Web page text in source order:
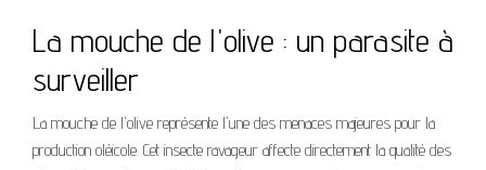
La mouche de l'olive : un parasite à
surveiller
La mouche de l'olive représente l'une des menaces majeures pour la
production oléicole. Cet insecte ravageur affecte directement la qualité des